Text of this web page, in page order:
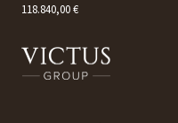
118.840,00 €